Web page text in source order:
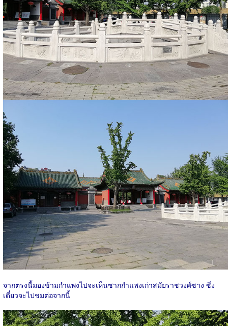
จากตรงนี้มองข้ามกำแพงไปจะเห็นซากกำแพงเก่าสมัยราชวงศ์ซาง ซึ่ง
เดี๋ยวจะไปชมต่อจากนี้